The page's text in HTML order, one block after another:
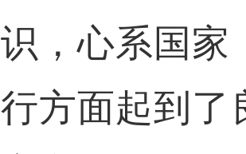
识，心系国家
行方面起到了